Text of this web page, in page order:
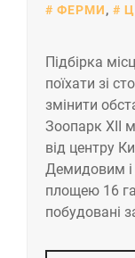
ФЕРМИ,
Підбірка
поїхати зі
змінити
Зоопарк ХІІ
від центру
Демидовим і
площею 16
побудовані